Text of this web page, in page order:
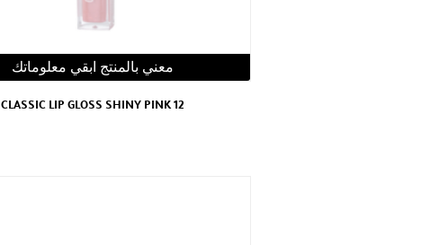
معني بالمنتج ابقي معلوماتك
CLASSIC LIP GLOSS SHINY PINK 12